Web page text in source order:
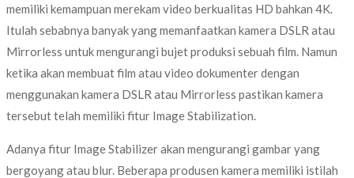
memiliki kemampuan merekam video berkualitas HD bahkan 4K.
Itulah sebabnya banyak yang memanfaatkan kamera DSLR atau
Mirrorless untuk mengurangi bujet produksi sebuah film. Namun
ketika akan membuat film atau video dokumenter dengan
menggunakan kamera DSLR atau Mirrorless pastikan kamera
tersebut telah memiliki fitur Image Stabilization.
Adanya fitur Image Stabilizer akan mengurangi gambar yang
bergoyang atau blur. Beberapa produsen kamera memiliki istilah